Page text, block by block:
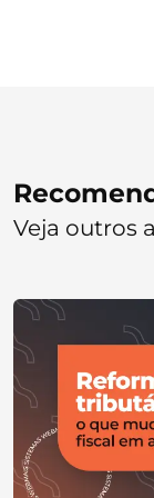
Veja outros